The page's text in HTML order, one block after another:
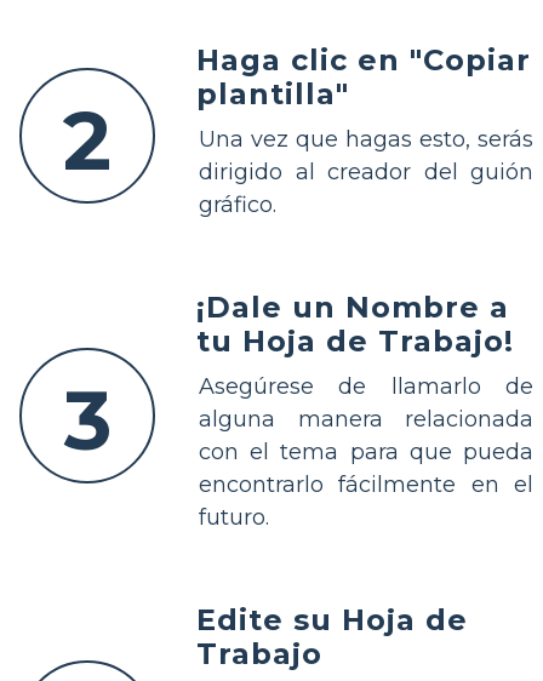
2
Haga clic en "Copiar
plantilla"
Una vez que hagas esto, serás
dirigido al creador del guión
gráfico.
3
¡Dale un Nombre a
tu Hoja de Trabajo!
Asegúrese de llamarlo de
alguna manera relacionada
con el tema para que pueda
encontrarlo fácilmente en el
futuro.
Edite su Hoja de
Trabajo